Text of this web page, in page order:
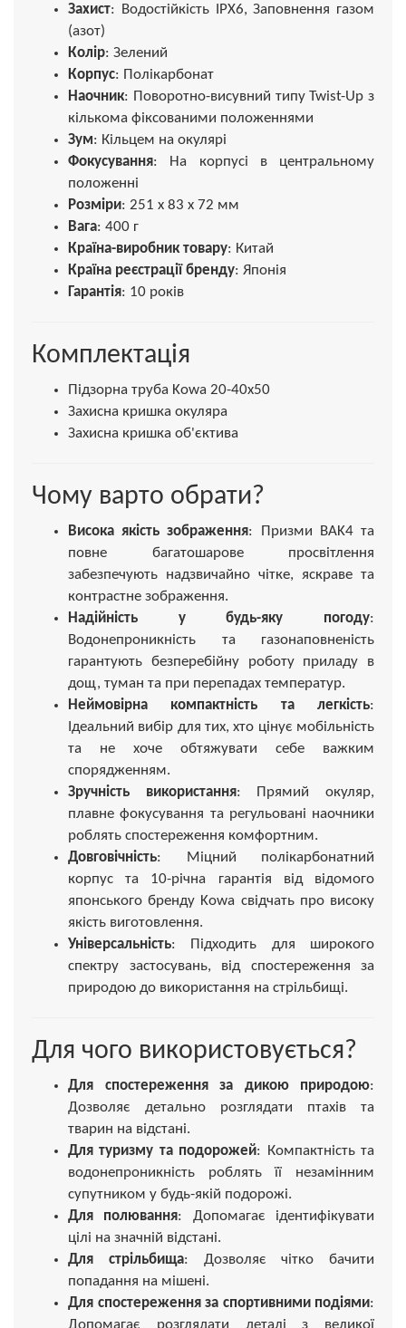
Захист: Водостійкість IPX6, Заповнення газом
(азот)
Колір: Зелений
Корпус: Полікарбонат
Наочник: Поворотно-висувний типу Twist-Up з
кількома фіксованими положеннями
Зум: Кільцем на окулярі
Фокусування: На корпусі в центральному
положенні
Розміри: 251 х 83 х 72 мм
Вага: 400 г
Країна-виробник товару: Китай
Країна реєстрації бренду: Японія
Гарантія: 10 років
Комплектація
Підзорна труба Kowa 20-40x50
Захисна кришка окуляра
Захисна кришка об'єктива
Чому варто обрати?
Висока якість зображення: Призми BAK4 та
повне багатошарове просвітлення
забезпечують надзвичайно чітке, яскраве та
контрастне зображення.
Надійність у будь-яку погоду:
Водонепроникність та газонаповненість
гарантують безперебійну роботу приладу в
дощ, туман та при перепадах температур.
Неймовірна компактність та легкість:
Ідеальний вибір для тих, хто цінує мобільність
та не хоче обтяжувати себе важким
спорядженням.
Зручність використання: Прямий окуляр,
плавне фокусування та регульовані наочники
роблять спостереження комфортним.
Довговічність: Міцний полікарбонатний
корпус та 10-річна гарантія від відомого
японського бренду Kowa свідчать про високу
якість виготовлення.
Універсальність: Підходить для широкого
спектру застосувань, від спостереження за
природою до використання на стрільбищі.
Для чого використовується?
Для спостереження за дикою природою:
Дозволяє детально розглядати птахів та
тварин на відстані.
Для туризму та подорожей: Компактність та
водонепроникність роблять її незамінним
супутником у будь-якій подорожі.
Для полювання: Допомагає ідентифікувати
цілі на значній відстані.
Для стрільбища: Дозволяє чітко бачити
попадання на мішені.
Для спостереження за спортивними подіями:
Допомагає розглядати деталі з великої